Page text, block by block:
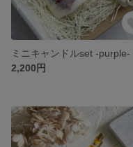
ミニキャンドルset -purple-
2,200円